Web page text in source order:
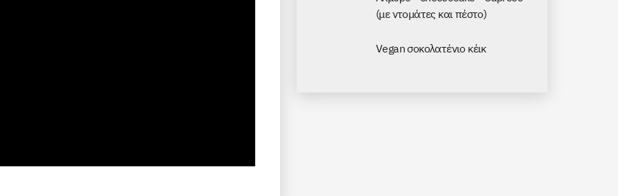
(με ντομάτες και πέστο)
Vegan σοκολατένιο κέικ